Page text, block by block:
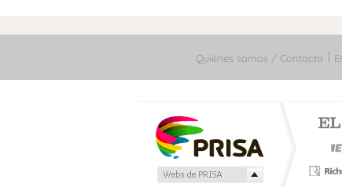
Quiénes somos / Contacta